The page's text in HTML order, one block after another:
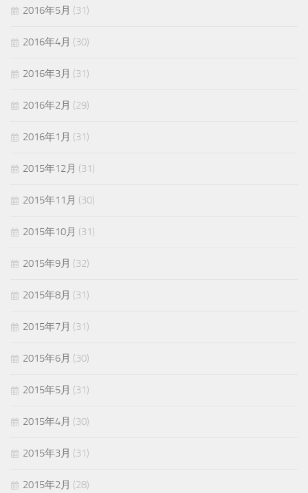
2016年5月 (31)
2016年4月 (30)
2016年3月 (31)
2016年2月 (29)
2016年1月 (31)
2015年12月 (31)
2015年11月 (30)
2015年10月 (31)
2015年9月 (32)
2015年8月 (31)
2015年7月 (31)
2015年6月 (30)
2015年5月 (31)
2015年4月 (30)
2015年3月 (31)
2015年2月 (28)